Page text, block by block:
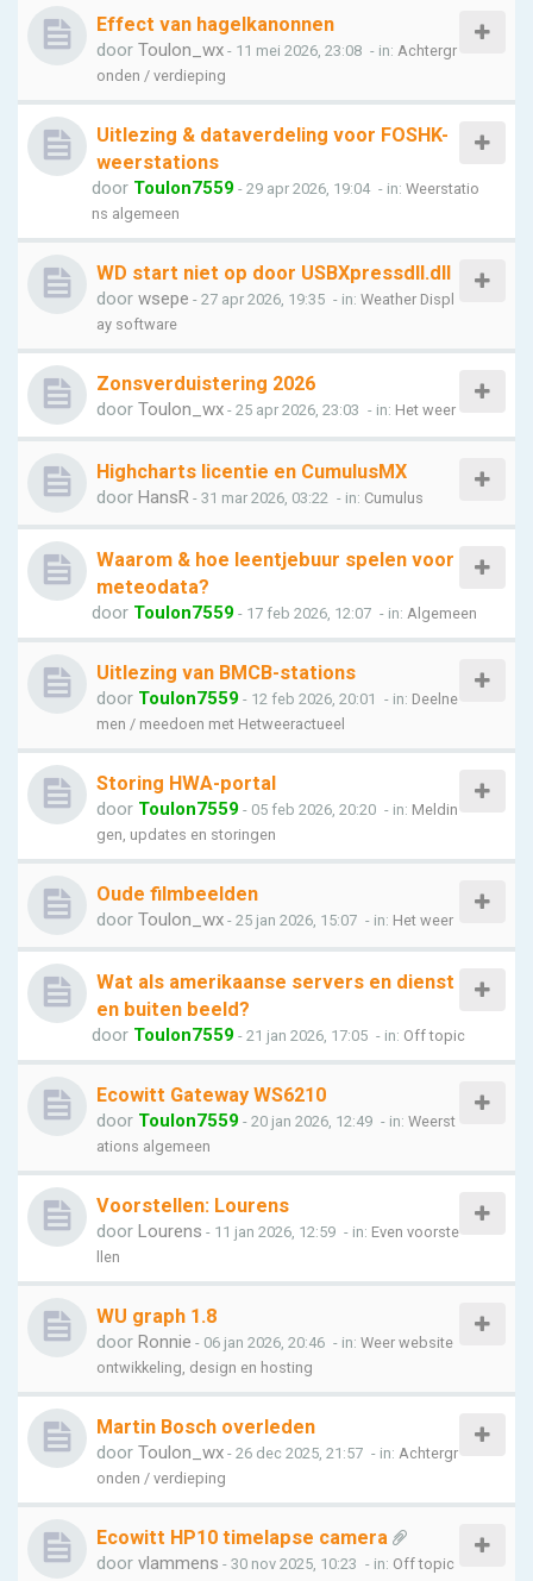
Effect van hagelkanonnen
door Toulon_wx - 11 mei 2026, 23:08 - in: Achtergr
onden / verdieping
Uitlezing & dataverdeling voor FOSHK-
weerstations
door Toulon7559 - 29 apr 2026, 19:04 - in: Weerstatio
ns algemeen
WD start niet op door USBXpressdll.dll
door wsepe - 27 apr 2026, 19:35 - in: Weather Displ
ay software
Zonsverduistering 2026
door Toulon_wx - 25 apr 2026, 23:03 - in: Het weer
Highcharts licentie en CumulusMX
door HansR - 31 mar 2026, 03:22 - in: Cumulus
Waarom & hoe leentjebuur spelen voor
meteodata?
door Toulon7559 - 17 feb 2026, 12:07 - in: Algemeen
Uitlezing van BMCB-stations
door Toulon7559 - 12 feb 2026, 20:01 - in: Deelne
men / meedoen met Hetweeractueel
Storing HWA-portal
door Toulon7559 - 05 feb 2026, 20:20 - in: Meldin
gen, updates en storingen
Oude filmbeelden
door Toulon_wx - 25 jan 2026, 15:07 - in: Het weer
Wat als amerikaanse servers en dienst
en buiten beeld?
door Toulon7559 - 21 jan 2026, 17:05 - in: Off topic
Ecowitt Gateway WS6210
door Toulon7559 - 20 jan 2026, 12:49 - in: Weerst
ations algemeen
Voorstellen: Lourens
door Lourens - 11 jan 2026, 12:59 - in: Even voorste
llen
WU graph 1.8
door Ronnie - 06 jan 2026, 20:46 - in: Weer website
ontwikkeling, design en hosting
Martin Bosch overleden
door Toulon_wx - 26 dec 2025, 21:57 - in: Achtergr
onden / verdieping
Ecowitt HP10 timelapse camera
door vlammens - 30 nov 2025, 10:23 - in: Off topic